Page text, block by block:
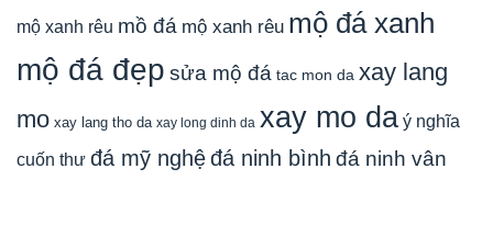
mộ xanh rêu mồ đá mộ xanh rêu mộ đá xanh
mộ đá đẹp sửa mộ đá tac mon da xay lang
mo xay lang tho da xay long dinh da xay mo da ý nghĩa
cuốn thư đá mỹ nghệđá ninh bình đá ninh vân